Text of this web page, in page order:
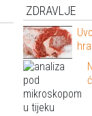
ZDRAVLJE